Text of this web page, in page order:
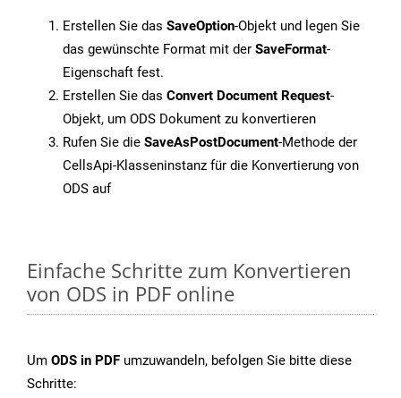
Erstellen Sie das SaveOption-Objekt und legen Sie
das gewünschte Format mit der SaveFormat-
Eigenschaft fest.
Erstellen Sie das Convert Document Request-
Objekt, um ODS Dokument zu konvertieren
Rufen Sie die SaveAsPostDocument-Methode der
CellsApi-Klasseninstanz für die Konvertierung von
ODS auf
Einfache Schritte zum Konvertieren
von ODS in PDF online
Um ODS in PDF umzuwandeln, befolgen Sie bitte diese
Schritte: